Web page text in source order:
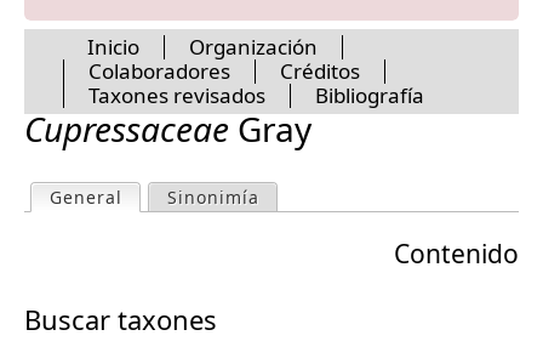
CupressaceaeGray
P
i
General (active tab)
Sinonimía
Contenido
M
Inicio
Organización
Colaboradores
Créditos
Taxones revisados
Bibliografía
Buscar taxones